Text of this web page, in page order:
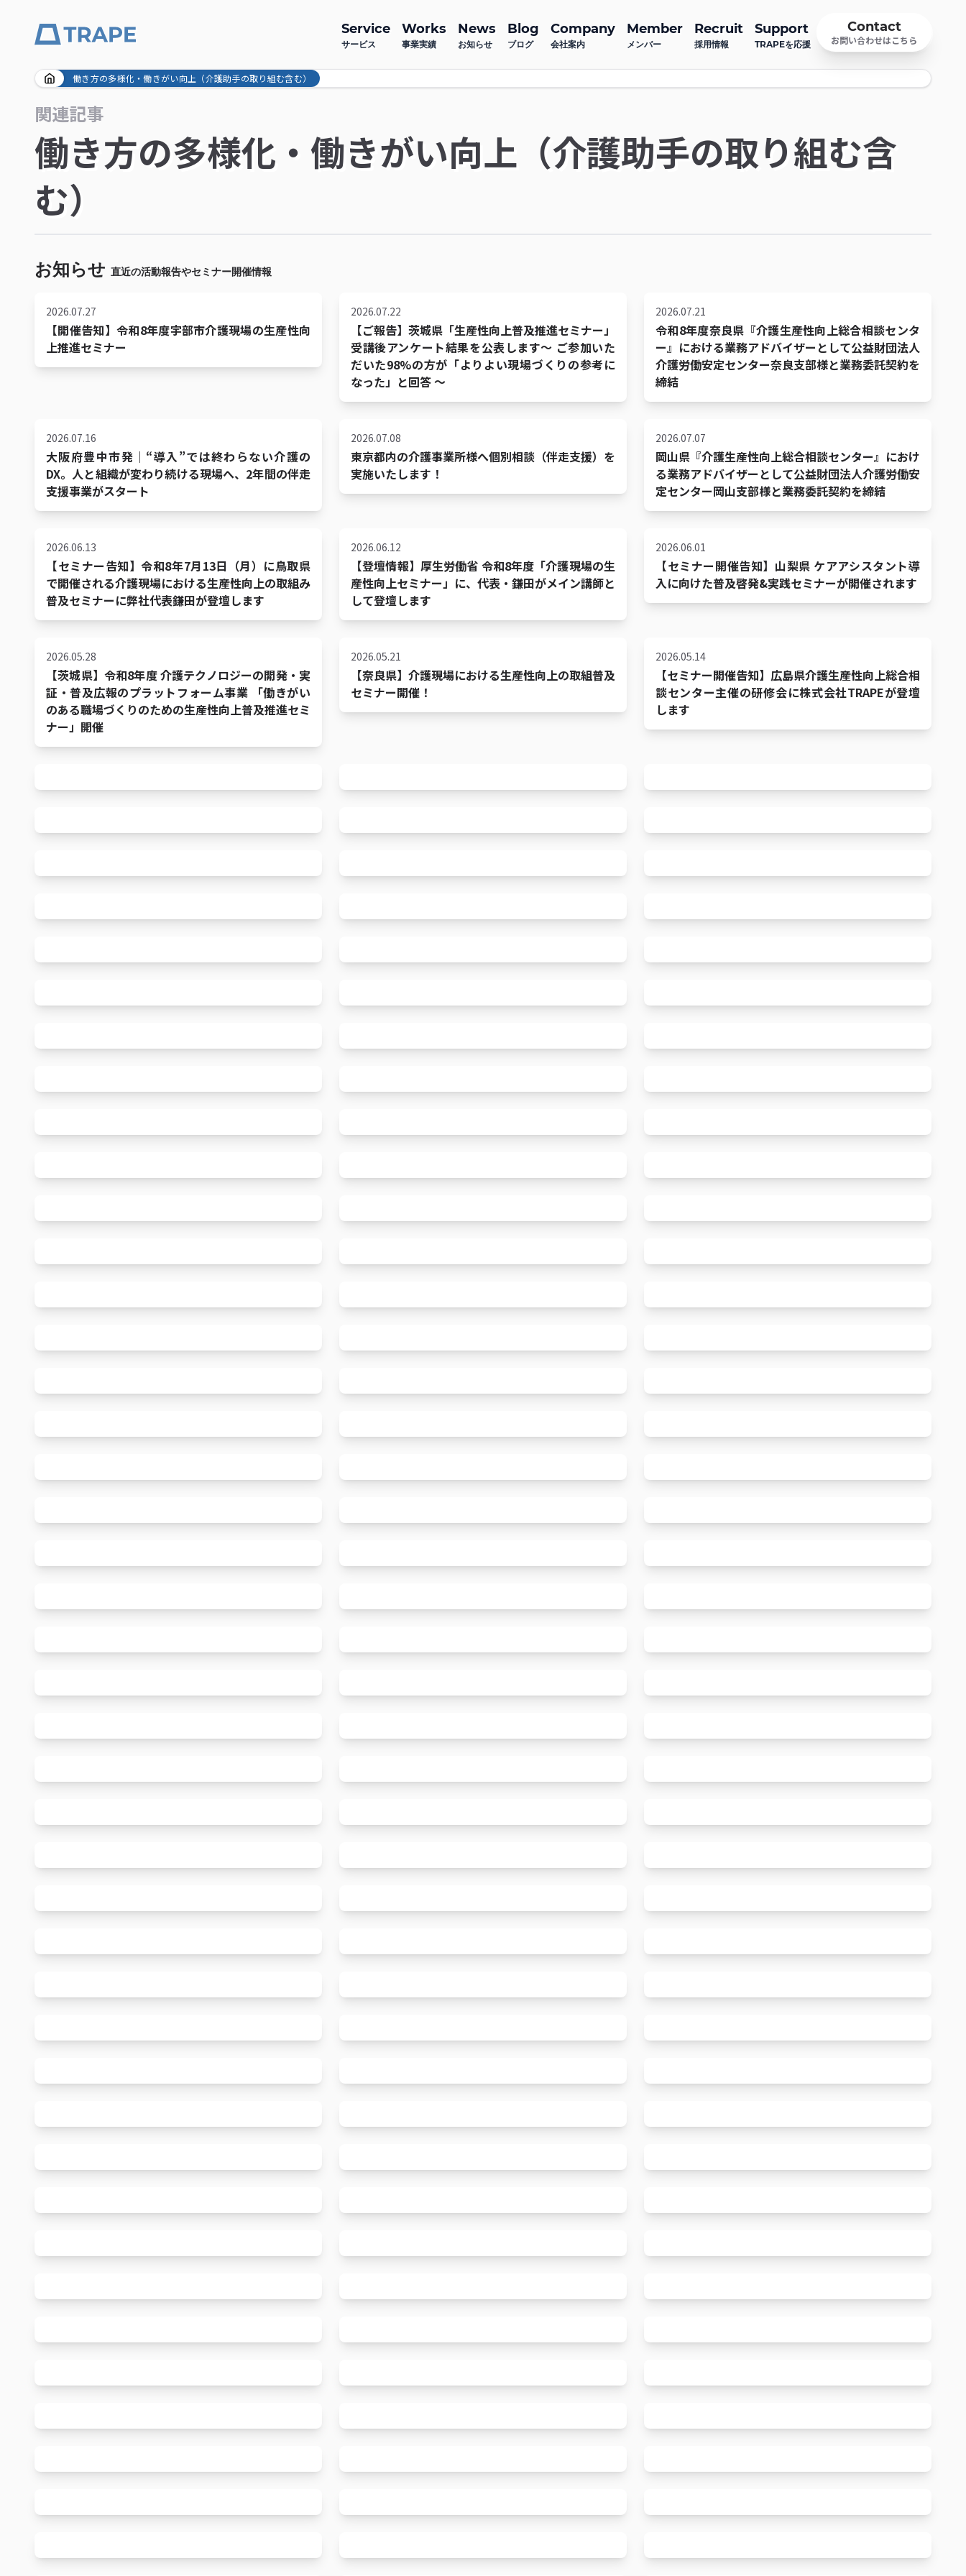
content
Service
サービス
Works
事業実績
News
お知らせ
Blog
ブログ
Company
会社案内
Member
メンバー
Recruit
採用情報
Support
TRAPEを応援
Contact
お問い合わせはこちら
働き方の多様化・働きがい向上（介護助手の取り組む含む）
関連記事
働き方の多様化・働きがい向上（介護助手の取り組む含
む）
お知らせ 直近の活動報告やセミナー開催情報
2026.07.27
【開催告知】令和8年度宇部市介護現場の生産性向
上推進セミナー
2026.07.22
【ご報告】茨城県「生産性向上普及推進セミナー」
受講後アンケート結果を公表します〜 ご参加いた
だいた98%の方が「よりよい現場づくりの参考に
なった」と回答 〜
2026.07.21
令和8年度奈良県『介護生産性向上総合相談センタ
ー』における業務アドバイザーとして公益財団法人
介護労働安定センター奈良支部様と業務委託契約を
締結
2026.07.16
大阪府豊中市発｜“導入”では終わらない介護の
DX。人と組織が変わり続ける現場へ、2年間の伴走
支援事業がスタート
2026.07.08
東京都内の介護事業所様へ個別相談（伴走支援）を
実施いたします！
2026.07.07
岡山県『介護生産性向上総合相談センター』におけ
る業務アドバイザーとして公益財団法人介護労働安
定センター岡山支部様と業務委託契約を締結
2026.06.13
【セミナー告知】令和8年7月13日（月）に鳥取県
で開催される介護現場における生産性向上の取組み
普及セミナーに弊社代表鎌田が登壇します
2026.06.12
【登壇情報】厚生労働省 令和8年度「介護現場の生
産性向上セミナー」に、代表・鎌田がメイン講師と
して登壇します
2026.06.01
【セミナー開催告知】山梨県 ケアアシスタント導
入に向けた普及啓発&実践セミナーが開催されます
2026.05.28
【茨城県】令和8年度 介護テクノロジーの開発・実
証・普及広報のプラットフォーム事業 「働きがい
のある職場づくりのための生産性向上普及推進セミ
ナー」開催
2026.05.21
【奈良県】介護現場における生産性向上の取組普及
セミナー開催！
2026.05.14
【セミナー開催告知】広島県介護生産性向上総合相
談センター主催の研修会に株式会社TRAPEが登壇
します